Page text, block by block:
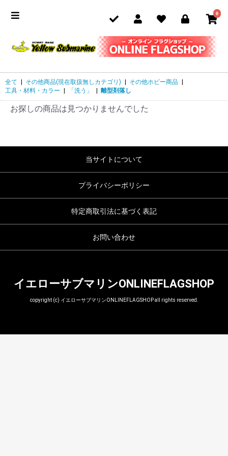
0
全て その他商品(現在取扱無しカテゴリ) その他ホビー商品
工具・材料・カラー
「洗う」 離型剤落し
お探しの商品は見つかりませんでした
当サイトについて
プライバシーポリシー
特定商取引法に基づく表記
お問い合わせ
イエローサブマリンONLINEFLAGSHOP
copyright (c) イエローサブマリンONLINEFLAGSHOP all rights reserved.